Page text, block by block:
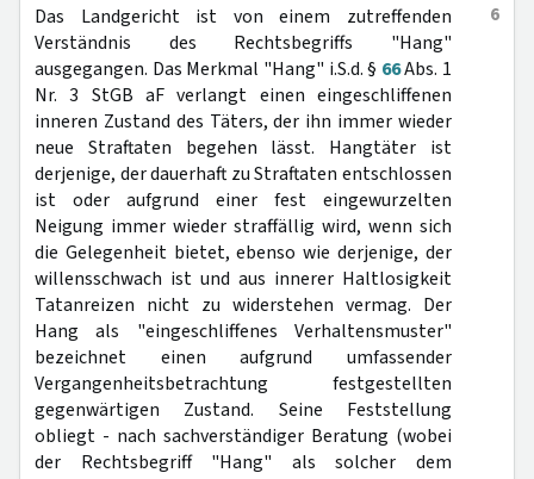
6
Das Landgericht ist von einem zutreffenden
Verständnis des Rechtsbegriffs "Hang"
ausgegangen. Das Merkmal "Hang" i.S.d. § 66Abs. 1
Nr. 3 StGB aF verlangt einen eingeschliffenen
inneren Zustand des Täters, der ihn immer wieder
neue Straftaten begehen lässt. Hangtäter ist
derjenige, der dauerhaft zu Straftaten entschlossen
ist oder aufgrund einer fest eingewurzelten
Neigung immer wieder straffällig wird, wenn sich
die Gelegenheit bietet, ebenso wie derjenige, der
willensschwach ist und aus innerer Haltlosigkeit
Tatanreizen nicht zu widerstehen vermag. Der
Hang als "eingeschliffenes Verhaltensmuster"
bezeichnet einen aufgrund umfassender
Vergangenheitsbetrachtung festgestellten
gegenwärtigen Zustand. Seine Feststellung
obliegt - nach sachverständiger Beratung (wobei
der Rechtsbegriff "Hang" als solcher dem